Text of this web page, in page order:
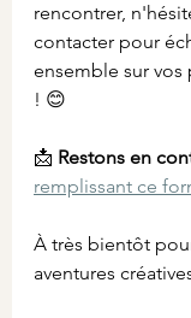
rencontrer,
contacter pour
ensemble sur
! 😊
📩 Restons en
remplissant ce
À très bientôt
aventures